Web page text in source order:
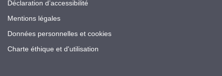
Déclaration d’accessibilité
Mentions légales
Données personnelles et cookies
Charte éthique et d'utilisation